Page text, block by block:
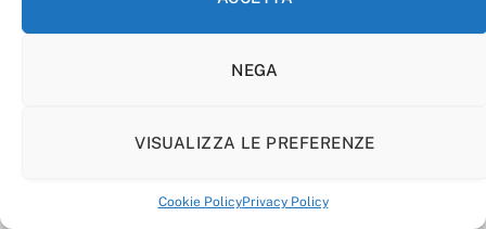
NEGA
VISUALIZZA LE PREFERENZE
Cookie PolicyPrivacy Policy
COOKIE POLICY